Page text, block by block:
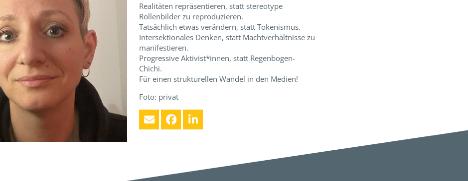
Realitäten repräsentieren, statt stereotype
Rollenbilder zu reproduzieren.
Tatsächlich etwas verändern, statt Tokenismus.
Intersektionales Denken, statt Machtverhältnisse zu
manifestieren.
Progressive Aktivist*innen, statt Regenbogen-
Chichi.
Für einen strukturellen Wandel in den Medien!
Foto: privat